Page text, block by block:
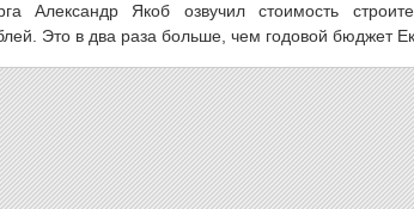
Александр Якоб озвучил стоимость
Это в два раза больше, чем годовой бюджет